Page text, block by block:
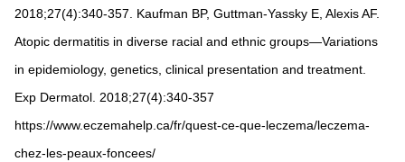
2018;27(4):340-357. Kaufman BP, Guttman-Yassky E, Alexis AF.
Atopic dermatitis in diverse racial and ethnic groups—Variations
in epidemiology, genetics, clinical presentation and treatment.
Exp Dermatol. 2018;27(4):340-357
https://www.eczemahelp.ca/fr/quest-ce-que-leczema/leczema-
chez-les-peaux-foncees/